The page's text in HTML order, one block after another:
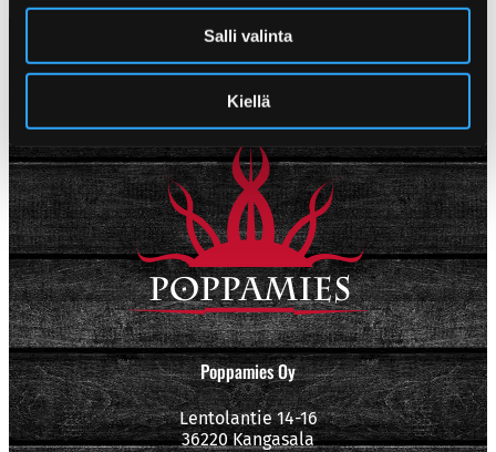
Salli valinta
Kiellä
Poppamies Oy
Lentolantie 14-16
36220 Kangasala